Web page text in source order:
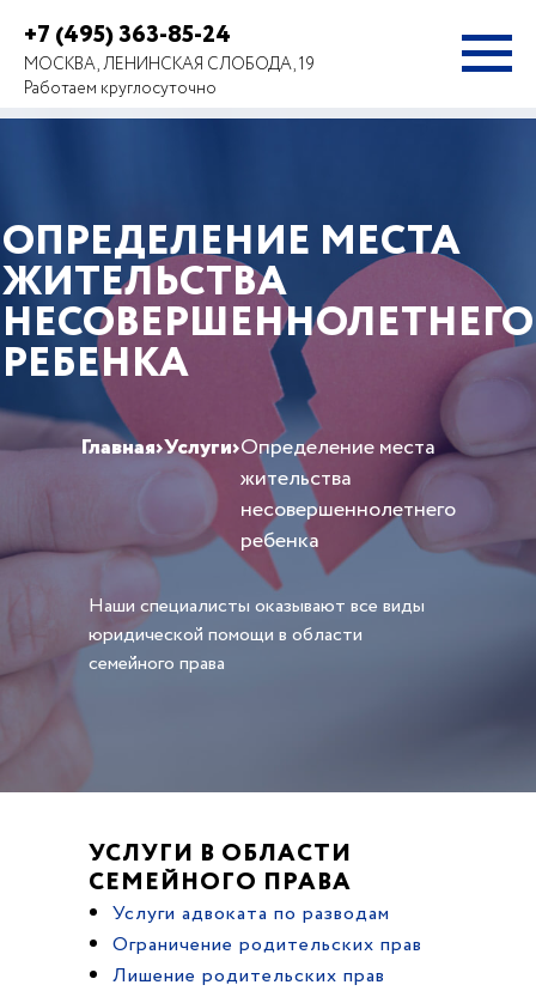
+7 (495) 363-85-24
МОСКВА, ЛЕНИНСКАЯ СЛОБОДА, 19
Работаем круглосуточно
ОПРЕДЕЛЕНИЕ МЕСТА
ЖИТЕЛЬСТВА
НЕСОВЕРШЕННОЛЕТНЕГО
РЕБЕНКА
Главная›Услуги›Определение места
жительства
несовершеннолетнего
ребенка
Наши специалисты оказывают все виды
юридической помощи в области
семейного права
УСЛУГИ В ОБЛАСТИ
СЕМЕЙНОГО ПРАВА
Услуги адвоката по разводам
Ограничение родительских прав
Лишение родительских прав